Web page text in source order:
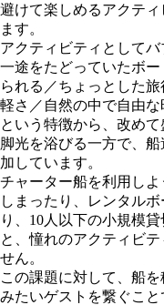
避けて楽しめるアクテ
ます。
アクティビティとして
一途をたどっていたボ
られる／ちょっとした
軽さ／自然の中で自由な
という特徴から、改めて
脚光を浴びる一方で、
加しています。
チャーター船を利用し
しまったり、レンタル
り、10人以下の小規模
と、憧れのアクティビ
せん。
この課題に対して、船
みたいゲストを繋ぐこ